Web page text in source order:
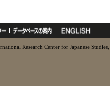
Research Center for Japanese